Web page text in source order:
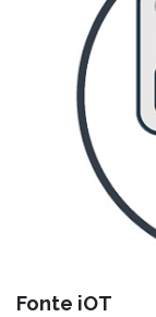
Fonte iOT